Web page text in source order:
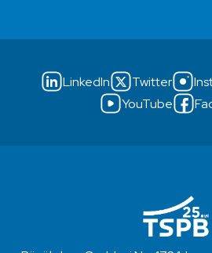
LinkedIn Twitter
YouTube